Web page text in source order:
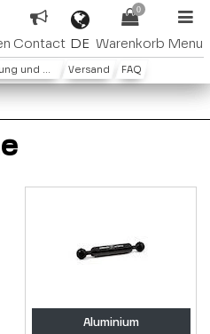
Contact DE
0
Warenkorb Menu
Wartung und Garantie Versand FAQ
Aluminium